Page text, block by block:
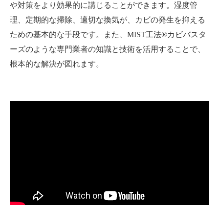
や対策をより効果的に講じることができます。湿度管
理、定期的な掃除、適切な換気が、カビの発生を抑える
ための基本的な手段です。また、MIST工法®カビバスタ
ーズのような専門業者の知識と技術を活用することで、
根本的な解決が図れます。